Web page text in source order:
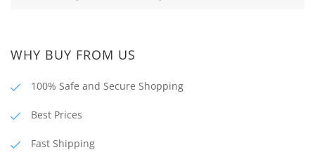
WHY BUY FROM US
100% Safe and Secure Shopping
Best Prices
Fast Shipping